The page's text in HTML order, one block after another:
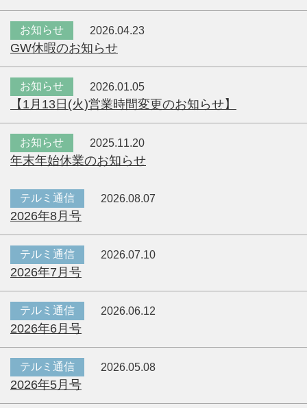
お知らせ 2026.04.23
GW休暇のお知らせ
お知らせ 2026.01.05
【1月13日(火)営業時間変更のお知らせ】
お知らせ 2025.11.20
年末年始休業のお知らせ
テルミ通信 2026.08.07
2026年8月号
テルミ通信 2026.07.10
2026年7月号
テルミ通信 2026.06.12
2026年6月号
テルミ通信 2026.05.08
2026年5月号